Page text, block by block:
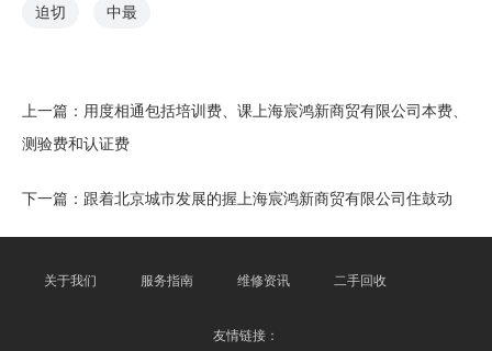
迫切 中最
上一篇： 用度相通包括培训费、课上海宸鸿新商贸有限公司本费、
测验费和认证费
下一篇： 跟着北京城市发展的握上海宸鸿新商贸有限公司住鼓动
关于我们 服务指南 维修资讯 二手回收
友情链接：